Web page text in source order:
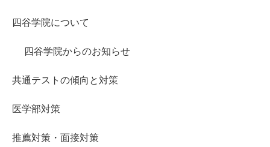
四谷学院について
四谷学院からのお知らせ
共通テストの傾向と対策
医学部対策
推薦対策・面接対策